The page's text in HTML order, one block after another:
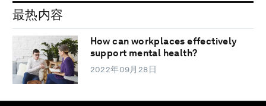
最热内容
How can workplaces effectively
support mental health?
2022年09月28日